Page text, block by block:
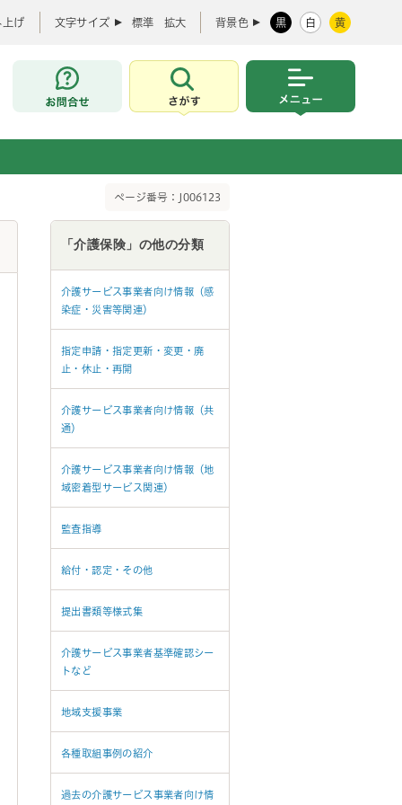
上げ 文字サイズ 標準 拡大 背景色 黒 白 黄
お問合せ
さがす
ページ番号：J006123
「介護保険」の他の分類
介護サービス事業者向け情報（感
染症・災害等関連）
指定申請・指定更新・変更・廃
止・休止・再開
介護サービス事業者向け情報（共
通）
介護サービス事業者向け情報（地
域密着型サービス関連）
監査指導
給付・認定・その他
提出書類等様式集
介護サービス事業者基準確認シー
トなど
地域支援事業
各種取組事例の紹介
過去の介護サービス事業者向け情